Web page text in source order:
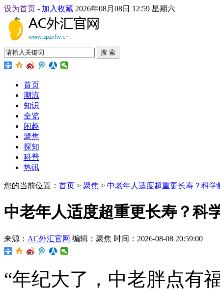
设为首页 - 加入收藏 2026年08月08日 12:59 星期六
搜 索
首页
潮流
知识
全览
闲趣
聚焦
探知
科普
热讯
您的当前位置： 首页 > 聚焦 > 中老年人适度超重更长寿？科学
中老年人适度超重更长寿？科
来源： AC外汇官网 编辑：聚焦 时间：2026-08-08 20:59:00
“年纪大了，中老胖点有